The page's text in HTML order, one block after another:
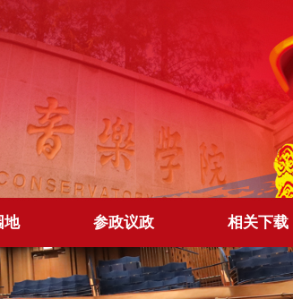
地 参政议政 相关下载